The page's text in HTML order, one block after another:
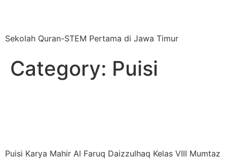
Sekolah Quran-STEM Pertama di Jawa Timur
Category: Puisi
Puisi Karya Mahir Al Faruq Daizzulhaq Kelas VIII Mumtaz